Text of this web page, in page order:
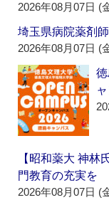
2026年08月07日 (
埼玉県病院薬剤
2026年08月07日 (
【昭和薬大 神林
門教育の充実を
2026年08月07日 (